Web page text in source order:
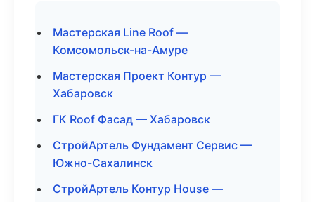
Мастерская Line Roof —
Комсомольск-на-Амуре
Мастерская Проект Контур —
Хабаровск
ГК Roof Фасад — Хабаровск
СтройАртель Фундамент Сервис —
Южно-Сахалинск
СтройАртель Контур House —